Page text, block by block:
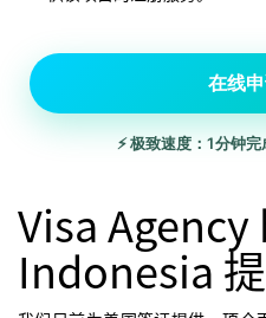
在线
⚡ 极致速度：1分钟
Visa
Indonesia